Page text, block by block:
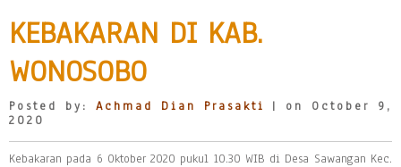
KEBAKARAN DI KAB.
WONOSOBO
Posted by: Achmad Dian Prasakti
| on October 9,
2020
Kebakaran pada 6 Oktober 2020 pukul 10.30 WIB di Desa Sawangan Kec.